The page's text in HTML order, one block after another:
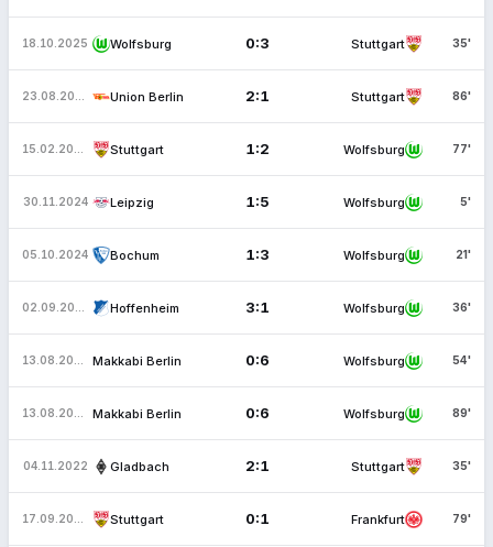
18.10.2025 Wolfsburg 0:3 Stuttgart 35'
Union Berlin 2:1 Stuttgart 86'
Stuttgart 1:2 Wolfsburg 77'
30.11.2024 Leipzig 1:5 Wolfsburg 5'
05.10.2024 Bochum 1:3 Wolfsburg 21'
Hoffenheim 3:1 Wolfsburg 36'
Makkabi Berlin 0:6 Wolfsburg 54'
Makkabi Berlin 0:6 Wolfsburg 89'
04.11.2022 Gladbach 2:1 Stuttgart 35'
Stuttgart 0:1 Frankfurt 79'